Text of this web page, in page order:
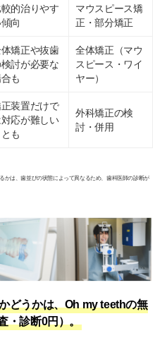
問
ますか？
変わりますか？
える方法はありますか？
ース矯正はできますか？
較的治りやす
向
マウスピース矯
正・部分矯正
矯正や抜歯
討が必要な
も
全体矯正（マウ
スピース・ワイ
ヤー）
装置だけで
応が難しい
も
外科矯正の検
討・併用
は、歯並びの状態によって異なるため、歯科医師の診断が
どうかは、Oh my teethの無
・診断0円）。